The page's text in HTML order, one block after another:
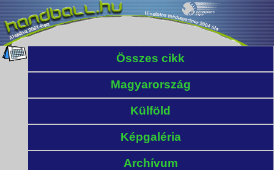
Összes cikk
Magyarország
Külföld
Képgaléria
Archívum